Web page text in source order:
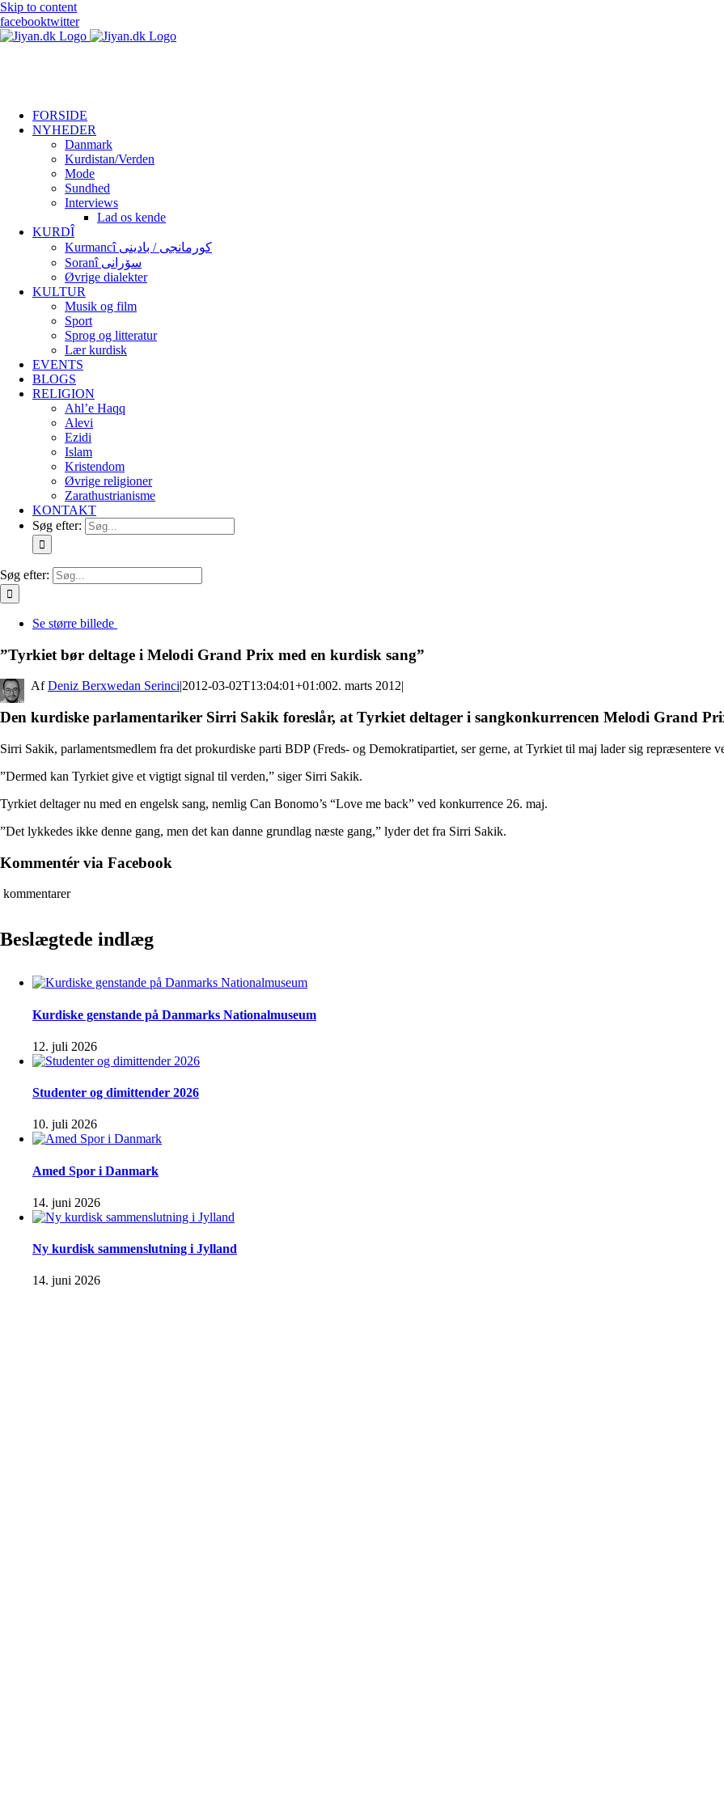
Skip to content
facebooktwitter
FORSIDE
NYHEDER
Danmark
Kurdistan/Verden
Mode
Sundhed
Interviews
Lad os kende
KURDÎ
Kurmancî کورمانجی / بادینی
Soranî سۆرانی
Øvrige dialekter
KULTUR
Musik og film
Sport
Sprog og litteratur
Lær kurdisk
EVENTS
BLOGS
RELIGION
Ahl’e Haqq
Alevi
Ezidi
Islam
Kristendom
Øvrige religioner
Zarathustrianisme
KONTAKT
Søg efter:
Søg efter:
Se større billede
”Tyrkiet bør deltage i Melodi Grand Prix med en kurdisk sang”
By Deniz Berxwedan Serinci|2012-03-02T13:04:01+01:002. marts 2012|
Den kurdiske parlamentariker Sirri Sakik foreslår, at Tyrkiet deltager i sangkonkurrencen Melodi Grand
Sirri Sakik, parlamentsmedlem fra det prokurdiske parti BDP (Freds- og Demokratipartiet, ser gerne, at Tyrkiet til maj lader sig repræsentere
”Dermed kan Tyrkiet give et vigtigt signal til verden,” siger Sirri Sakik.
Tyrkiet deltager nu med en engelsk sang, nemlig Can Bonomo’s “Love me back” ved konkurrence 26. maj.
”Det lykkedes ikke denne gang, men det kan danne grundlag næste gang,” lyder det fra Sirri Sakik.
Kommentér via Facebook
kommentarer
Beslægtede indlæg
Kurdiske genstande på Danmarks Nationalmuseum
12. juli 2026
Studenter og dimittender 2026
10. juli 2026
Amed Spor i Danmark
14. juni 2026
Ny kurdisk sammenslutning i Jylland
14. juni 2026